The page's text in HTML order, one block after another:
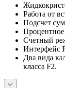
Работа от
Подсчет
Счетный
Интерфейс
Два вида
класса F2.